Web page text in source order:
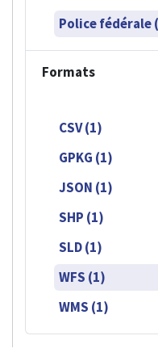
Police fédérale
Formats
CSV (1)
GPKG (1)
JSON (1)
SHP (1)
SLD (1)
WFS (1)
WMS (1)